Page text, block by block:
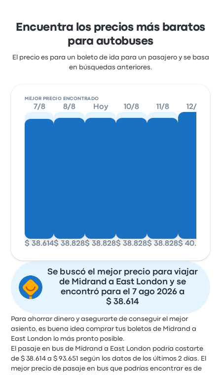
Encuentra los precios más baratos
para autobuses
El precio es para un boleto de ida para un pasajero y se basa
en búsquedas anteriores.
MEJOR PRECIO ENCONTRADO
7/8
$ 38.614
8/8
$ 38.828
Hoy
$ 38.828
10/8
$ 38.828
11/8
$ 38.828
12/8
$ 40.770
Se buscó el mejor precio para viajar
de Midrand a East London y se
encontró para el 7 ago 2026 a
$ 38.614
Para ahorrar dinero y asegurarte de conseguir el mejor
asiento, es buena idea comprar tus boletos de Midrand a
East London lo más pronto posible.
El pasaje en bus de Midrand a East London podría costarte
de $ 38.614 a $ 93.651 según los datos de los últimos 2 días. El
mejor precio de pasaje en bus que podrías encontrar es de